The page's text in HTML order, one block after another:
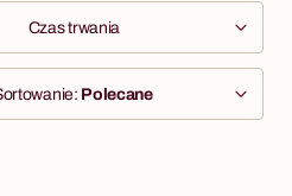
Czas trwania
Polecane